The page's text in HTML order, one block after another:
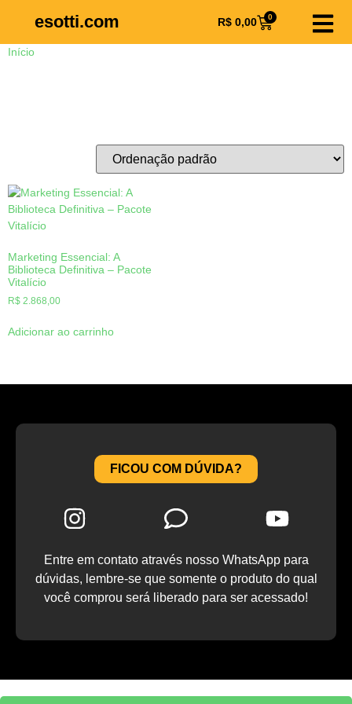
esotti.com R$0,00 0
Início
Marketing Essencial: A
Biblioteca Definitiva – Pacote
Vitalício
R$ 2.868,00
Adicionar ao carrinho
FICOU COM DÚVIDA?
Entre em contato através nosso WhatsApp para
dúvidas, lembre-se que somente o produto do qual
você comprou será liberado para ser acessado!